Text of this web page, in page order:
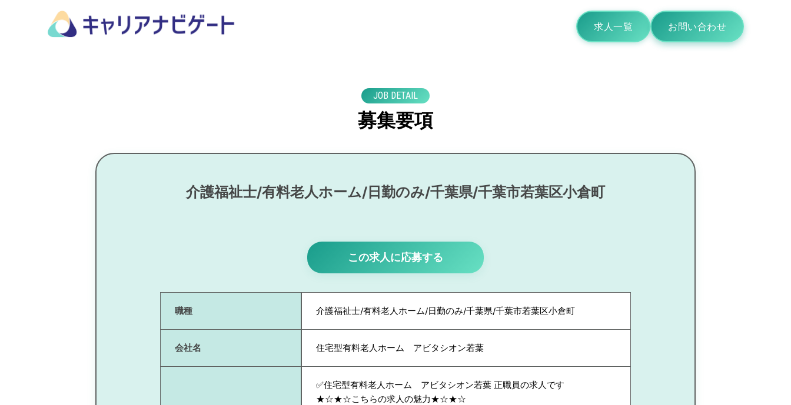
求人一覧 お問い合わせ
JOB DETAIL
募集要項
介護福祉士/有料老人ホーム/日勤のみ/千葉県/千葉市若葉区小倉町
この求人に応募する
職種 介護福祉士/有料老人ホーム/日勤のみ/千葉県/千葉市若葉区小倉町
会社名 住宅型有料老人ホーム アビタシオン若葉
✅住宅型有料老人ホーム アビタシオン若葉 正職員の求人です
★☆★☆こちらの求人の魅力★☆★☆